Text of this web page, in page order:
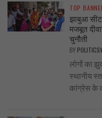
TOP
झाबुआ सीट
मजबूत
चुनौती
BY
लोगों का
स्थानीय
कांग्रेस के